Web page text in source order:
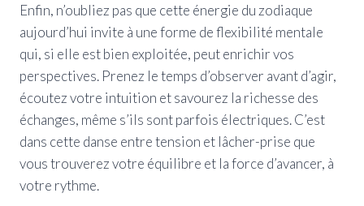
Enfin, n’oubliez pas que cette énergie du zodiaque
aujourd’hui invite à une forme de flexibilité mentale
qui, si elle est bien exploitée, peut enrichir vos
perspectives. Prenez le temps d’observer avant d’agir,
écoutez votre intuition et savourez la richesse des
échanges, même s’ils sont parfois électriques. C’est
dans cette danse entre tension et lâcher-prise que
vous trouverez votre équilibre et la force d’avancer, à
votre rythme.